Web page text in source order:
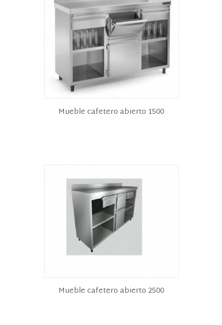
Mueble cafetero abierto 1500
Mueble cafetero abierto 2500